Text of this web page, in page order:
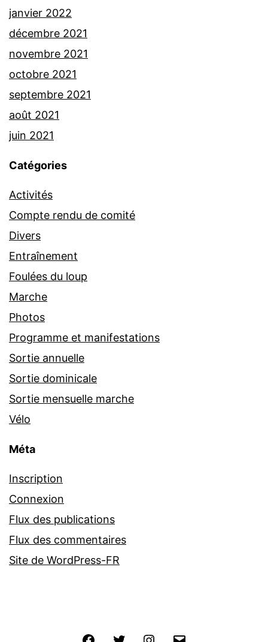
janvier 2022
décembre 2021
novembre 2021
octobre 2021
septembre 2021
août 2021
juin 2021
Catégories
Activités
Compte rendu de comité
Divers
Entraînement
Foulées du loup
Marche
Photos
Programme et manifestations
Sortie annuelle
Sortie dominicale
Sortie mensuelle marche
Vélo
Méta
Inscription
Connexion
Flux des publications
Flux des commentaires
Site de WordPress-FR
FacebookTwitter Instagram